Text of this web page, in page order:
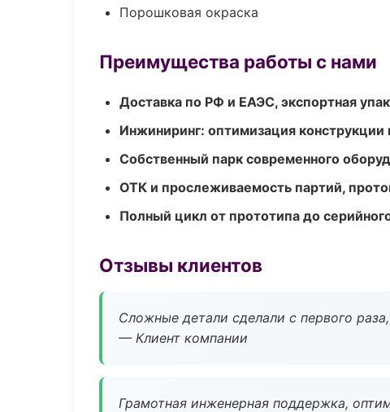
Порошковая окраска
Преимущества работы с нами
Доставка по РФ и ЕАЭС, экспортная
Инжиниринг: оптимизация конструкции
Собственный парк современного
ОТК и прослеживаемость партий,
Полный цикл от прототипа до
Отзывы клиентов
Сложные детали сделали с первого
— Клиент компании
Грамотная инженерная поддержка,